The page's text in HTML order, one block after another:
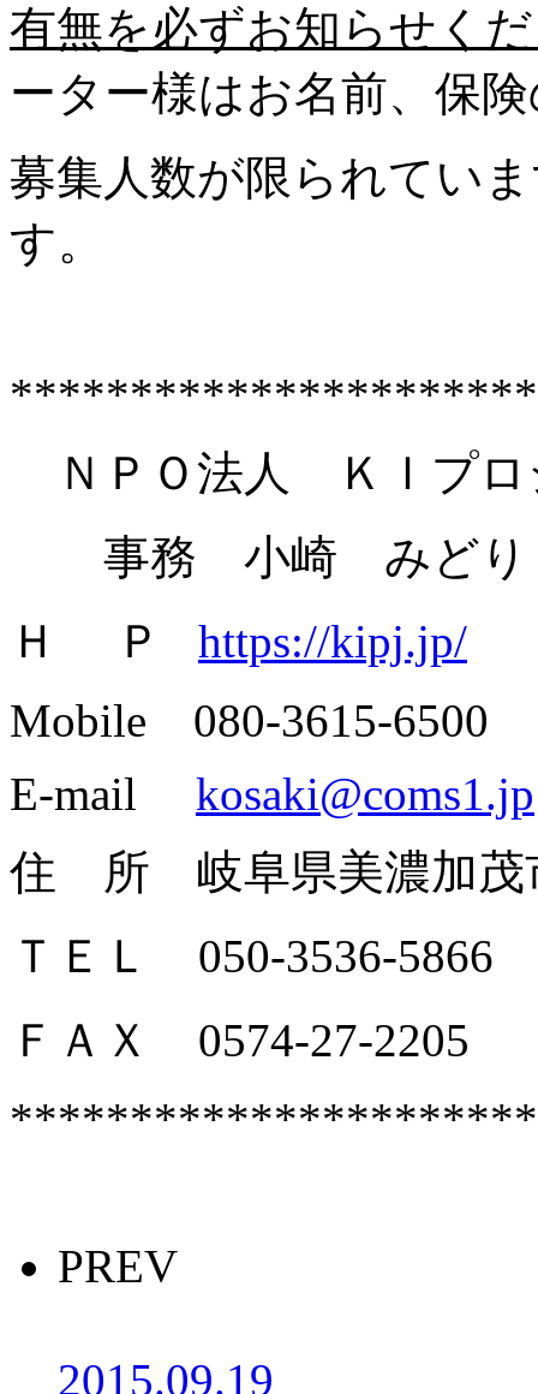
有無を必ずお知らせく
ーター様はお名前、保
募集人数が限られてい
す。
ＮＰＯ法人 ＫＩプロ
事務 小崎 みどり
Ｈ Ｐ
https://kipj.jp/
Mobile 080-3615-6500
E-mail kosaki@coms1.jp
住 所 岐阜県美濃加茂
ＴＥＬ
050-3536-5866
ＦＡＸ
0574-27-2205
PREV
2015.09.19